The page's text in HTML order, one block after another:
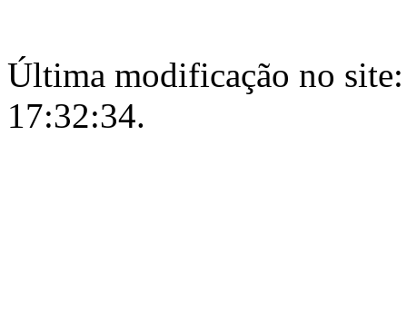
Última modificação no
17:32:34.